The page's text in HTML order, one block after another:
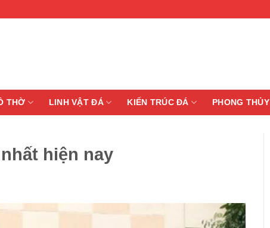
THỜ LINH VẬT ĐÁ KIẾN TRÚC ĐÁ PHONG THỦY
hiện nay